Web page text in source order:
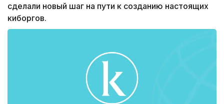
сделали новый шаг на пути к созданию настоящих
киборгов.